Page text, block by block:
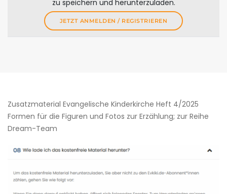
zu speichern und herunterzuladen.
JETZT ANMELDEN / REGISTRIEREN
Zusatzmaterial Evangelische Kinderkirche Heft 4/2025
Formen für die Figuren und Fotos zur Erzählung; zur Reihe
Dream-Team